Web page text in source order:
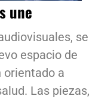
une
se
espacio de
orientado a
Las piezas,